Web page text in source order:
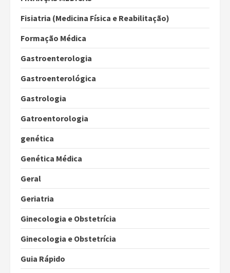
Fisiatria (Medicina Física e Reabilitação)
Formação Médica
Gastroenterologia
Gastroenterológica
Gastrologia
Gatroentorologia
genética
Genética Médica
Geral
Geriatria
Ginecologia e Obstetrícia
Ginecologia e Obstetrícia
Guia Rápido